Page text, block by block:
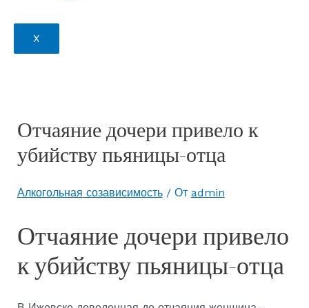
X
Отчаяние дочери привело к
убийству пьяницы-отца
Алкогольная созависимость/ От admin
Отчаяние дочери привело
к убийству пьяницы-отца